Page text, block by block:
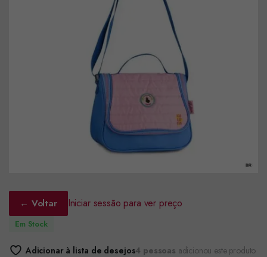
← Voltar Iniciar sessão para ver preço
Em Stock
Adicionar à lista de desejos4 pessoas adicionou este produto